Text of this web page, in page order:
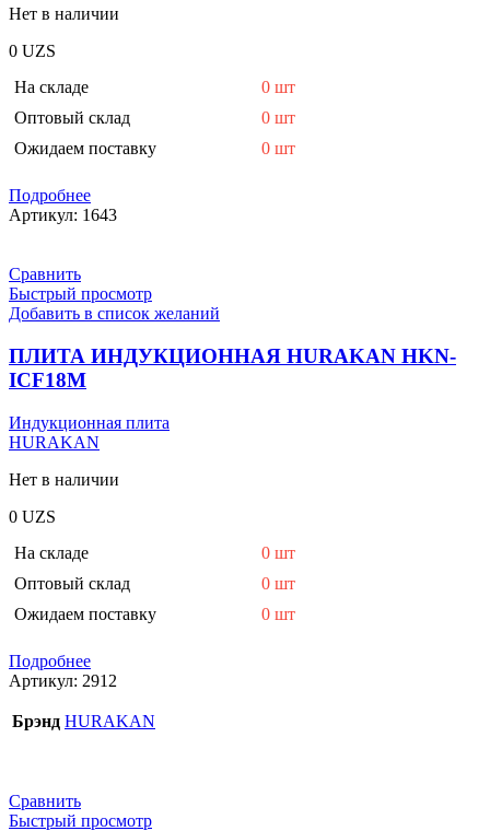
Нет в наличии
0 UZS
На складе
0 шт
Оптовый склад
0 шт
Ожидаем поставку
0 шт
Подробнее
Артикул: 1643
Сравнить
Быстрый просмотр
Добавить в список желаний
ПЛИТА ИНДУКЦИОННАЯ HURAKAN HKN-
ICF18M
Индукционная плита
HURAKAN
Нет в наличии
0 UZS
На складе
0 шт
Оптовый склад
0 шт
Ожидаем поставку
0 шт
Подробнее
Артикул: 2912
Брэнд HURAKAN
Сравнить
Быстрый просмотр